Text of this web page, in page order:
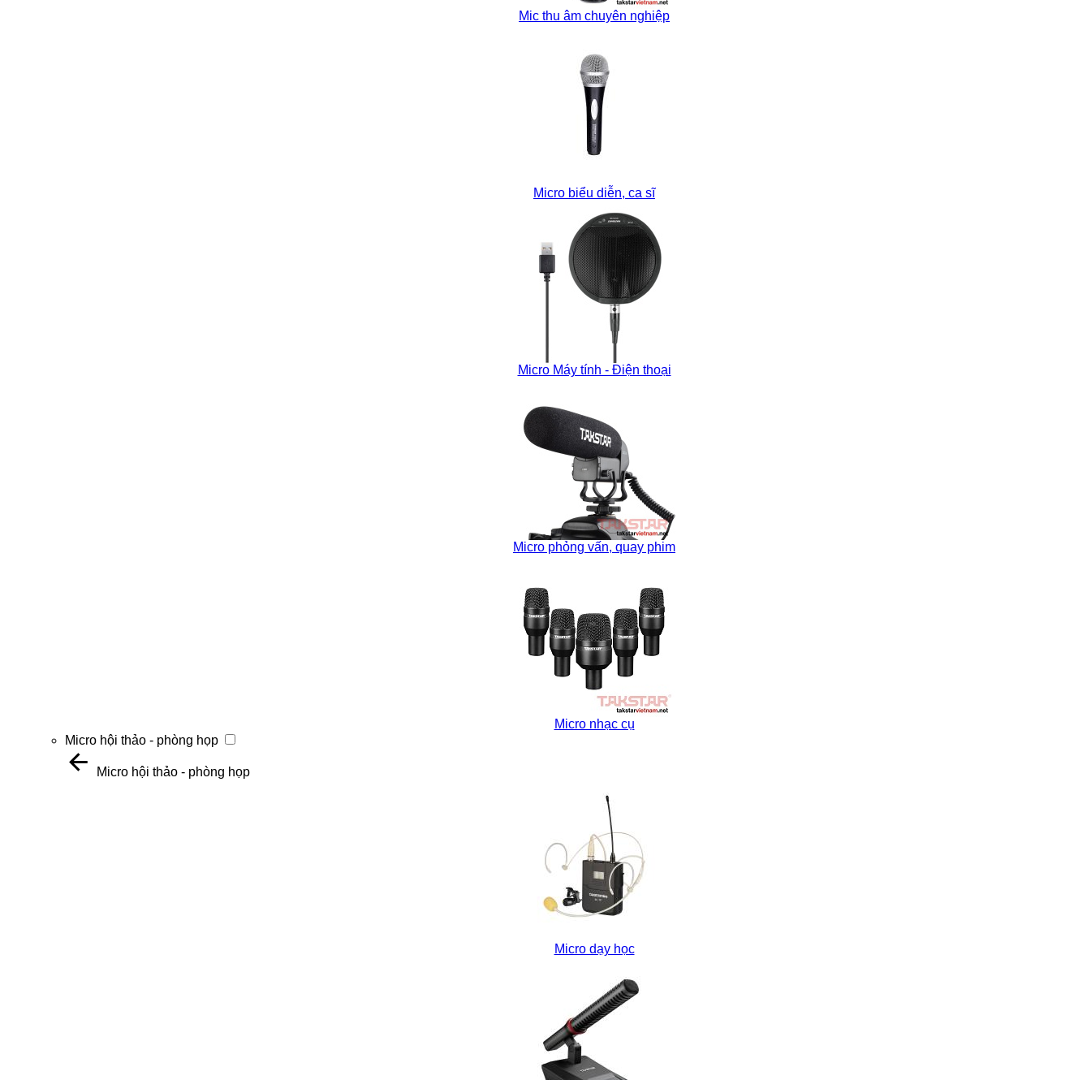
Mic thu âm chuyên nghiệp
Micro biểu diễn, ca sĩ
Micro Máy tính - Điện thoại
Micro phỏng vấn, quay phim
Micro nhạc cụ
Micro hội thảo - phòng họp
Micro hội thảo - phòng họp
Micro dạy học